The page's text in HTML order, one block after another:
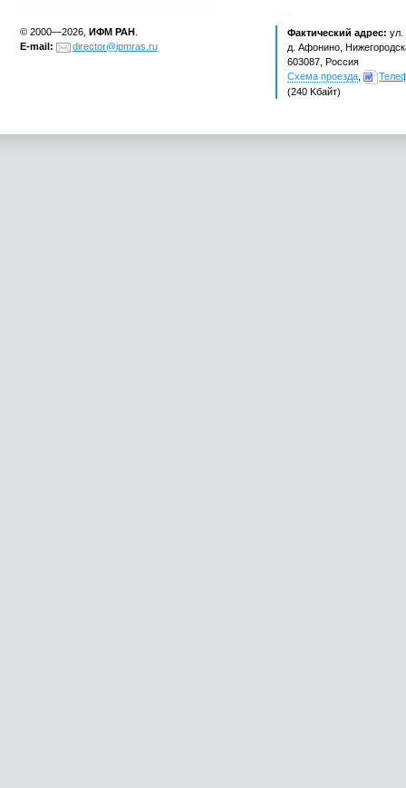
© 2000—2026, ИФМ РАН
E-mail:
director@ipmras.ru
Фактический адрес: ул.
д. Афонино,
603087, Россия
Схема проезда
(240 Kбайт)